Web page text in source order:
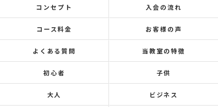
コンセプト 入会の流れ
コース料金 お客様の声
よくある質問 当教室の特徴
初心者 子供
大人 ビジネス